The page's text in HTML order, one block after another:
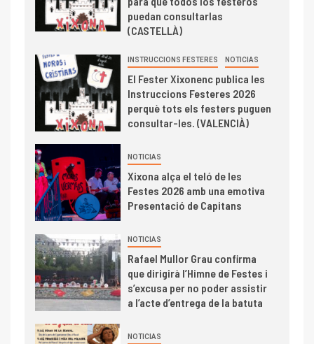
puedan consultarlas
(CASTELLÀ)
INSTRUCCIONS FESTERES NOTICIAS
El Fester Xixonenc publica les
Instruccions Festeres 2026
perquè tots els festers puguen
consultar-les. (VALENCIÀ)
NOTICIAS
Xixona alça el teló de les
Festes 2026 amb una emotiva
Presentació de Capitans
NOTICIAS
Rafael Mullor Grau confirma
que dirigirà l’Himne de Festes i
s’excusa per no poder assistir
a l’acte d’entrega de la batuta
NOTICIAS